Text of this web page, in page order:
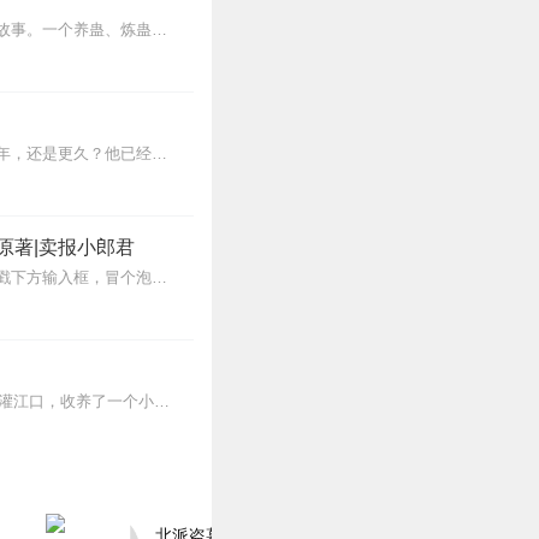
内容简介【黑暗文反派流封神之作】人是万物之灵，蛊是天地真精。一个穿越者不断重生的故事。一个养蛊、炼蛊、用蛊的奇特世界。配音组（男角色）老宝玉旁白...
在一片灰色的没有一丝光线的黑暗之中，夏亚不知道自己已经在这里呆了有多久，一年、二年，还是更久？他已经记不清了。自从来到这里之后，他一直在这片看不到...
著|卖报小郎君
【冒泡有奖】听说杨千幻那厮要与我一较高下，我许七安要开始装叉了！快进入声音播放页戳下方输入框，冒个泡偷偷告诉我，我要用哪些诗词才能胜过他？说得好的，有赏！202...
内容简介：1万年前，我收了一个弟子，1万年后，他成为剑仙，剑宫之祖。10万年前，我去灌江口，收养了一个小女儿，她叫杨婵，她的哥哥叫杨戬。他们都称呼我为...